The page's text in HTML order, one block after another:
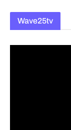
Wave25tv